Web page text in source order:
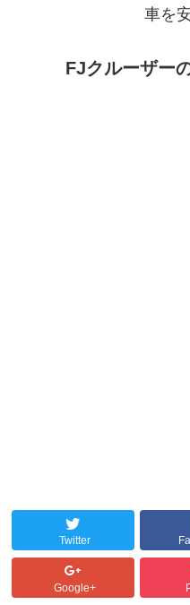
車を
FJクルーザー
Twitter
Google+